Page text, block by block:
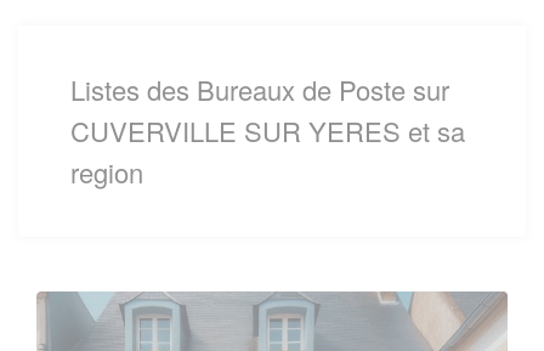
Listes des Bureaux de Poste sur
CUVERVILLE SUR YERES et sa
region